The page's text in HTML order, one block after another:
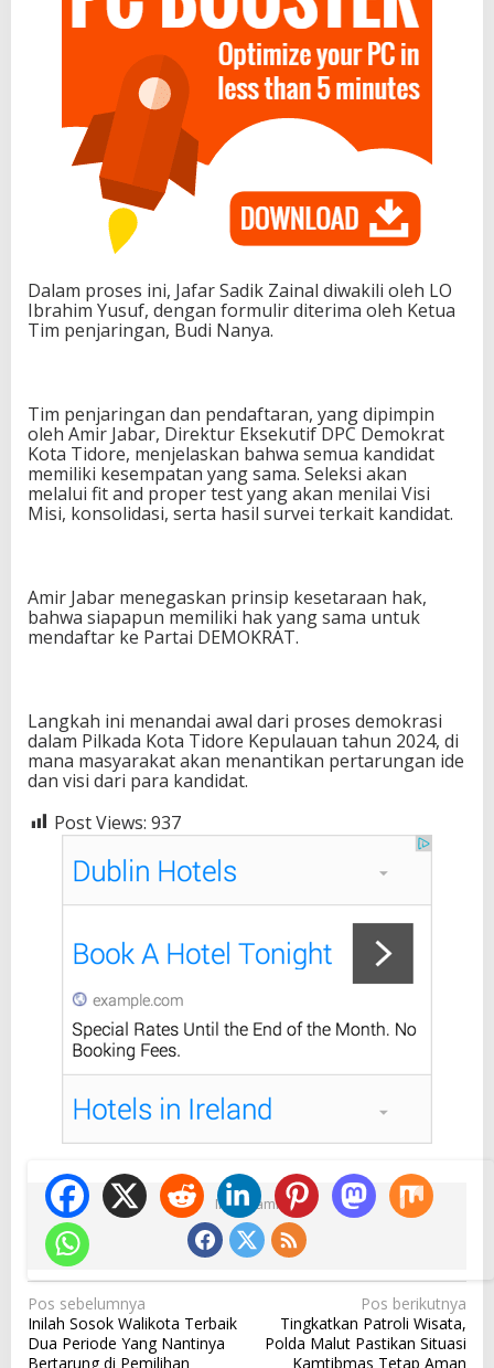
Dalam proses ini, Jafar Sadik Zainal diwakili oleh LO
Ibrahim Yusuf, dengan formulir diterima oleh Ketua
Tim penjaringan, Budi Nanya.
Tim penjaringan dan pendaftaran, yang dipimpin
oleh Amir Jabar, Direktur Eksekutif DPC Demokrat
Kota Tidore, menjelaskan bahwa semua kandidat
memiliki kesempatan yang sama. Seleksi akan
melalui fit and proper test yang akan menilai Visi
Misi, konsolidasi, serta hasil survei terkait kandidat.
Amir Jabar menegaskan prinsip kesetaraan hak,
bahwa siapapun memiliki hak yang sama untuk
mendaftar ke Partai DEMOKRAT.
Langkah ini menandai awal dari proses demokrasi
dalam Pilkada Kota Tidore Kepulauan tahun 2024, di
mana masyarakat akan menantikan pertarungan ide
dan visi dari para kandidat.
Post Views: 937
Ikuti Kami
N
a
Pos sebelumnya
Inilah Sosok Walikota Terbaik
Dua Periode Yang Nantinya
Bertarung di Pemilihan
Pos berikutnya
Tingkatkan Patroli Wisata,
Polda Malut Pastikan Situasi
Kamtibmas Tetap Aman